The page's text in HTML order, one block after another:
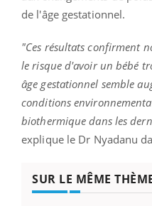
de l'âge gestationnel.
"Ces résultats confirment
le risque d'avoir un bébé
âge gestationnel semble
conditions
biothermique dans les
explique le Dr Nyadanu
SUR LE MÊME